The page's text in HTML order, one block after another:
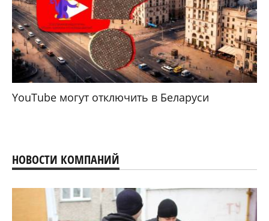
YouTube могут отключить в Беларуси
НОВОСТИ КОМПАНИЙ